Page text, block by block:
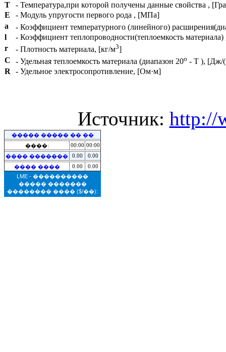
T
- Температура,при которой получены данные свойства ,
E
- Модуль упругости первого рода , [МПа]
a
- Коэффициент температурного (линейного)
l
- Коэффициент теплопроводности(теплоемкость
r
- Плотность материала, [кг/м3]
C
- Удельная теплоемкость материала (диапазон 20o - T ), [Дж/
R - Удельное электросопротивление, [Ом·м]
Источник: http://
����� ����� �� ��
����:
00:00 00:00
���� �������
0.00
0.00
���� ����
0.00
0.00
LME - ����������
����� �������
�������� ���� ($/��):